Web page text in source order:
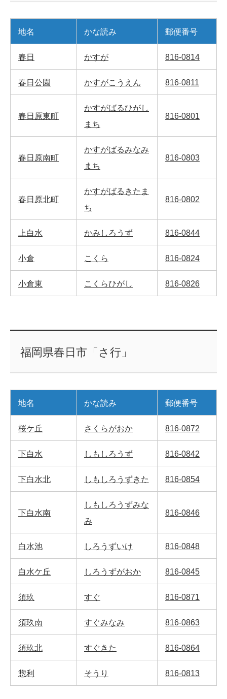
地名 かな読み 郵便番号
春日 かすが 816-0814
春日公園 かすがこうえん 816-0811
春日原東町
かすがばるひがし
まち
816-0801
春日原南町
かすがばるみなみ
まち
816-0803
春日原北町
かすがばるきたま
ち
816-0802
上白水 かみしろうず 816-0844
小倉 こくら 816-0824
小倉東 こくらひがし 816-0826
福岡県春日市「さ行」
地名 かな読み 郵便番号
桜ケ丘 さくらがおか 816-0872
下白水 しもしろうず 816-0842
下白水北 しもしろうずきた 816-0854
下白水南
しもしろうずみな
み
816-0846
白水池 しろうずいけ 816-0848
白水ケ丘 しろうずがおか 816-0845
須玖 すぐ 816-0871
須玖南 すぐみなみ 816-0863
須玖北 すぐきた 816-0864
惣利 そうり 816-0813